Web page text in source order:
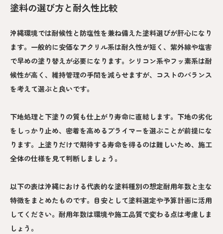
塗料の選び方と耐久性比較
沖縄環境では耐候性と防塩性を兼ね備えた塗料選びが肝心になり
ます。一般的に安価なアクリル系は耐久性が短く、紫外線や塩害
で早めの塗り替えが必要になります。シリコン系やフッ素系は耐
候性が高く、維持管理の手間を減らせますが、コストのバランス
を考えて選ぶと良いです。
下地処理と下塗りの質も仕上がり寿命に直結します。下地の劣化
をしっかり止め、密着を高めるプライマーを選ぶことが前提にな
ります。上塗りだけで期待する寿命を得るのは難しいため、施工
全体の仕様を見て判断しましょう。
以下の表は沖縄における代表的な塗料種別の想定耐用年数と主な
特徴をまとめたものです。目安として塗料選定や予算計画に活用
してください。耐用年数は環境や施工品質で変わる点は考慮しま
しょう。